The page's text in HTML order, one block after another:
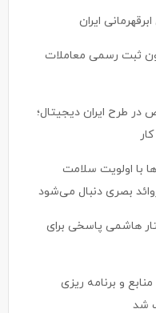
ثبت رسمی معاملات
با اولویت سلامت
بصری دنبال می‌شود
هاشمی پاسخی برای
و برنامه ریزی
خبر